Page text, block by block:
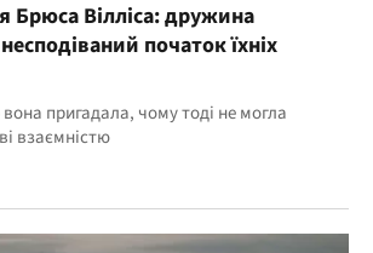
Брюса Вілліса: дружина
початок їхніх
пригадала, чому тоді не могла
взаємністю